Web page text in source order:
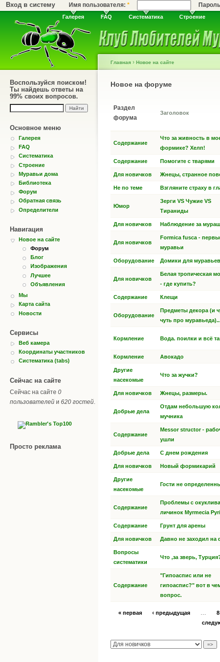
Вход в систему Имя пользователя:*
Галерея FAQ Систематика Строение
Воспользуйся поиском!
Ты найдешь ответы на
99% своих вопросов.
Основное меню
Галерея
FAQ
Систематика
Строение
Муравьи дома
Библиотека
Форум
Обратная связь
Определители
Навигация
Новое на сайте
Форум
Блог
Изображения
Лучшее
Объявления
Мы
Карта сайта
Новости
Сервисы
Веб камера
Координаты участников
Систематика (tabs)
Сейчас на сайте
Сейчас на сайте 0
пользователей и 620 гостей
Просто реклама
Главная › Новое на сайте
Новое на форуме
Раздел
форума
Заголовок
Содержание
Что за живность в
формике? Хелп!
Содержание Помогите с тварями
Для новичков Жнецы, странное
Не по теме Взгляните страху в
Юмор
Зерги VS Чужие VS
Тираниды
Для новичков Наблюдение за
Для новичков
Formica fusca -
муравьи
Оборудование Домики для муравьев
Для новичков
Белая тропическая
- где купить?
Содержание Клещи
Оборудование
Предметы декора (и
чуть про
Кормление Вода. поилки и всё
Кормление Авокадо
Другие
насекомые
Что за жучки?
Для новичков Жнецы, размеры.
Добрые дела
Отдам небольшую
мучника
Содержание
Messor structor -
ушли
Добрые дела С днем рождения
Для новичков Новый формикарий
Другие
насекомые
Гости не
Содержание
Проблемы с
личинок Myrmecia
Содержание Грунт для арены
Для новичков Давно не заходил на
Вопросы
систематики
Что ,за зверь,
Содержание
"Гипоаспис или не
гипоаспис?" вот в
вопрос.
« первая ‹ предыдущая …
8